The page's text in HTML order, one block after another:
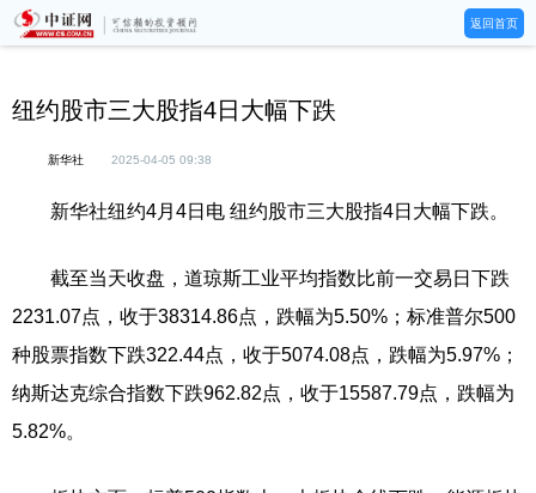
返回首页
纽约股市三大股指4日大幅下跌
新华社 2025-04-05 09:38
新华社纽约4月4日电 纽约股市三大股指4日大幅下跌。
截至当天收盘，道琼斯工业平均指数比前一交易日下跌
2231.07点，收于38314.86点，跌幅为5.50%；标准普尔500
种股票指数下跌322.44点，收于5074.08点，跌幅为5.97%；
纳斯达克综合指数下跌962.82点，收于15587.79点，跌幅为
5.82%。